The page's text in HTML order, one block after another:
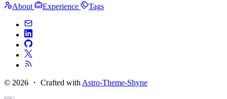
About Experience Tags
© 2026 ・ Crafted with Astro-Theme-Shyne